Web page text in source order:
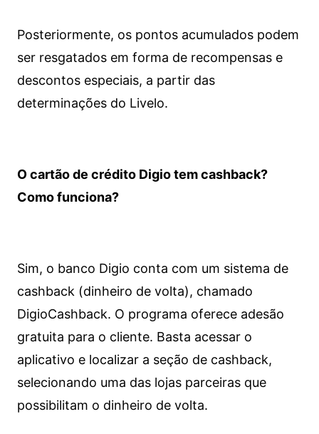
Posteriormente, os pontos acumulados podem
ser resgatados em forma de recompensas e
descontos especiais, a partir das
determinações do Livelo.
O cartão de crédito Digio tem cashback?
Como funciona?
Sim, o banco Digio conta com um sistema de
cashback (dinheiro de volta), chamado
DigioCashback. O programa oferece adesão
gratuita para o cliente. Basta acessar o
aplicativo e localizar a seção de cashback,
selecionando uma das lojas parceiras que
possibilitam o dinheiro de volta.